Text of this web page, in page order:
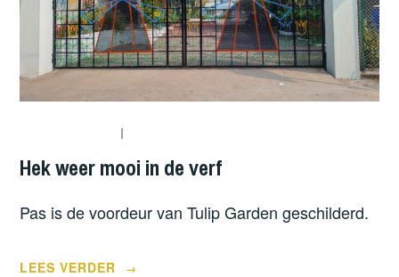
LOUA
EN
INDY”
Hek weer mooi in de verf
Pas is de voordeur van Tulip Garden geschilderd.
LEES VERDER
“HEK
→